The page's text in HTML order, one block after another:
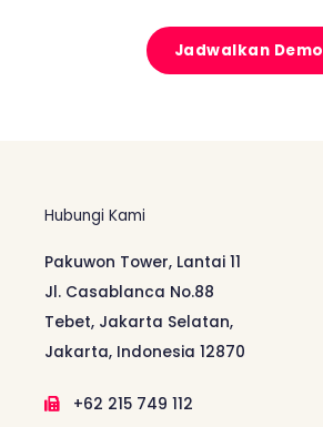
Jadwalkan Demo
Hubungi Kami
Pakuwon Tower, Lantai 11
Jl. Casablanca No.88
Tebet, Jakarta Selatan,
Jakarta, Indonesia 12870
+62 215 749 112